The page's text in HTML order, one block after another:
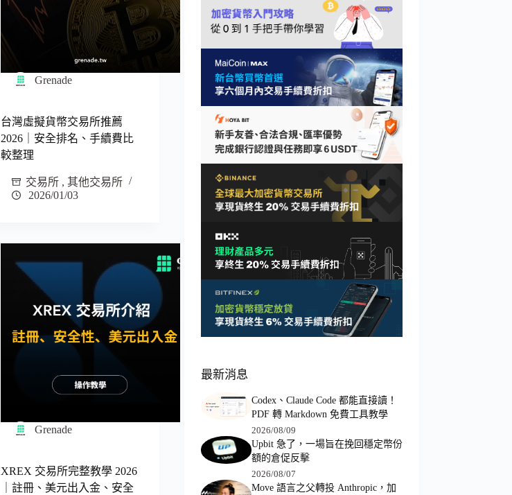
Grenade
台灣虛擬貨幣交易所推薦
2026｜安全排名、手續費比
較整理
交易所 ,其他交易所
2026/01/03
Grenade
XREX 交易所完整教學 2026
｜註冊、美元出入金、安全
最新消息
Codex、Claude Code 都能直接讀！
PDF 轉 Markdown 免費工具教學
2026/08/09
Upbit 急了，一場旨在挽回穩定幣份
額的倉促反擊
2026/08/07
Move 語言之父轉投 Anthropic，加